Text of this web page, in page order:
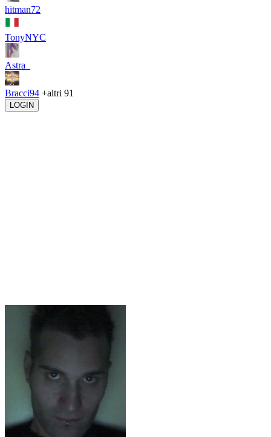
hitman72
TonyNYC
Astra_
Bracci94 +altri 91
LOGIN